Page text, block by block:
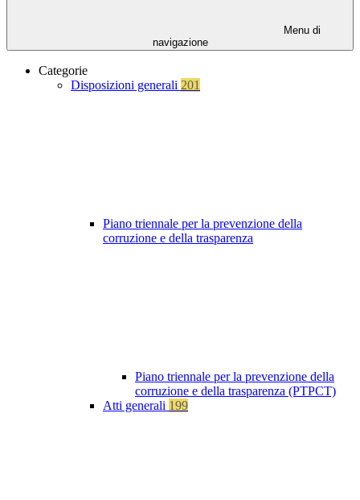
Menu di
navigazione
Categorie
Disposizioni generali 201
Piano triennale per la prevenzione della
corruzione e della trasparenza
Piano triennale per la prevenzione della
corruzione e della trasparenza (PTPCT)
Atti generali 199